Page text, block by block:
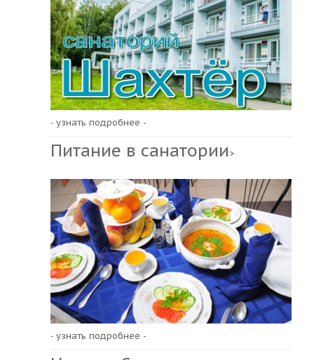
- узнать подробнее -
Питание в санатории>
- узнать подробнее -